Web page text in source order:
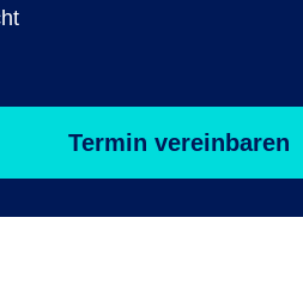
Termin vereinbaren